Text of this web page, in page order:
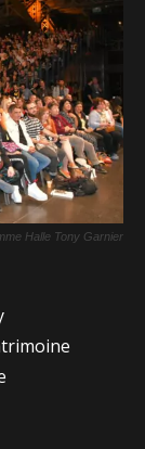
Halle Tony Garnier